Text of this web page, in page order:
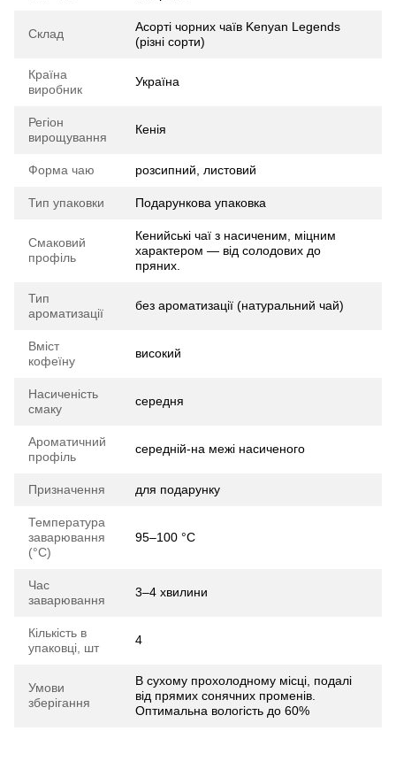
Склад
Асорті чорних чаїв Kenyan Legends
(різні сорти)
Країна
виробник
Україна
Регіон
вирощування
Кенія
Форма чаю розсипний, листовий
Тип упаковки Подарункова упаковка
Смаковий
профіль
Кенийські чаї з насиченим, міцним
характером — від солодових до
пряних.
Тип
ароматизації
без ароматизації (натуральний чай)
Вміст
кофеїну
високий
Насиченість
смаку
середня
Ароматичний
профіль
середній-на межі насиченого
Призначення для подарунку
Температура
заварювання
(°C)
95–100 °C
Час
заварювання
3–4 хвилини
Кількість в
упаковці, шт
4
Умови
зберігання
В сухому прохолодному місці, подалі
від прямих сонячних променів.
Оптимальна вологість до 60%